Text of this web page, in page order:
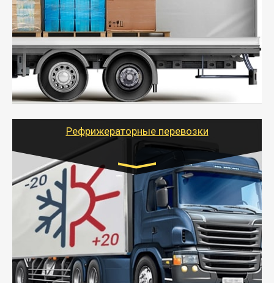
от 5000 руб. Возможен догруз
- Экономный способ доставить вещи от 200 кг в
другой город - догрузом или попутно. Попутные
грузоперевозки для физлиц, ИП и юрлиц обходятся
дешевле.
- Тайгер Логистик организует доставку
крупногабаритных и личных вещей по нужному
для погрузочно-разгрузочных работ при перевозке.
Рефрижераторные перевозки
Транспорт:
Газель (1,5 и 3 тонны), Бычок, Еврофура от 5 до
10 тонн
от 6000 руб.
- Рефрижераторные перевозки грузов с
соблюдением температурного режима, работающим
термописцем, санитарной обработкой кузова и мед.